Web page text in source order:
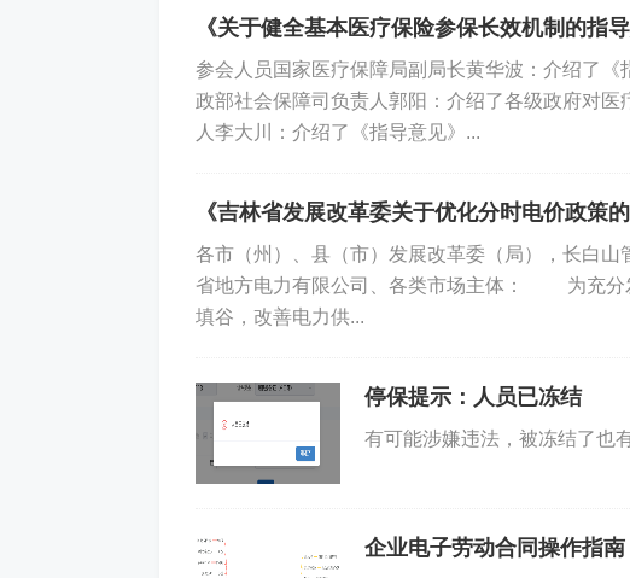
不得提问的问题示例：
“你结婚了吗？” “有孩子吗？” “近几年是否打算生育
替代性合法提问：
（二）特殊情况的信息收集
若因 岗位特殊性 确需了解婚育信息（如高危工种需
征得同意：告知收集目的并取得书面同意（需单独
《关于健全基本医疗保险参保长效机制的指
参会人员国家医疗保障局副局长黄华波：介绍了
政部社会保障司负责人郭阳：介绍了各级政府对
人李大川：介绍了《指导意见》...
《吉林省发展改革委关于优化分时电价政策
各市（州）、县（市）发展改革委（局），长白
省地方电力有限公司、各类市场主体： 为充分
填谷，改善电力供...
停保提示：人员已冻结
有可能涉嫌违法，被冻结了也
企业电子劳动合同操作指南